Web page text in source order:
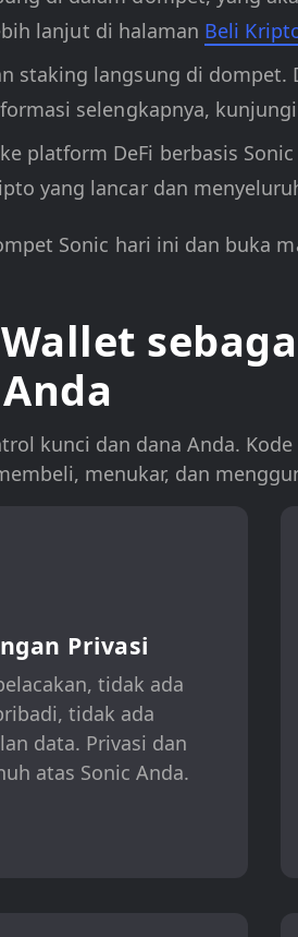
lanjut di halaman Beli
staking langsung di dompet.
selengkapnya,
platform DeFi berbasis
yang lancar dan
Sonic hari ini dan buka
Anda
kunci dan dana Anda.
menukar, dan
Privasi
tidak ada
tidak ada
data. Privasi dan
atas Sonic Anda.